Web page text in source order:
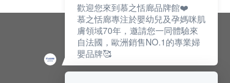
歡迎您來到慕之恬廊品牌館❤️
慕之恬廊專注於嬰幼兒及孕媽咪肌
膚領域70年，邀請您一同體驗來
自法國，歐洲銷售NO.1的專業婦
嬰品牌🥰